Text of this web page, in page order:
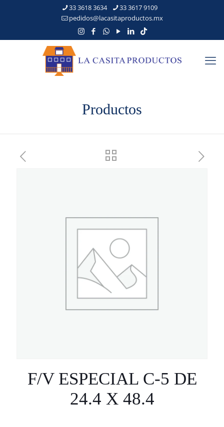
33 3618 3634
33 3617 9109
pedidos@lacasitaproductos.mx
Productos
F/V ESPECIAL C-5 DE
24.4 X 48.4